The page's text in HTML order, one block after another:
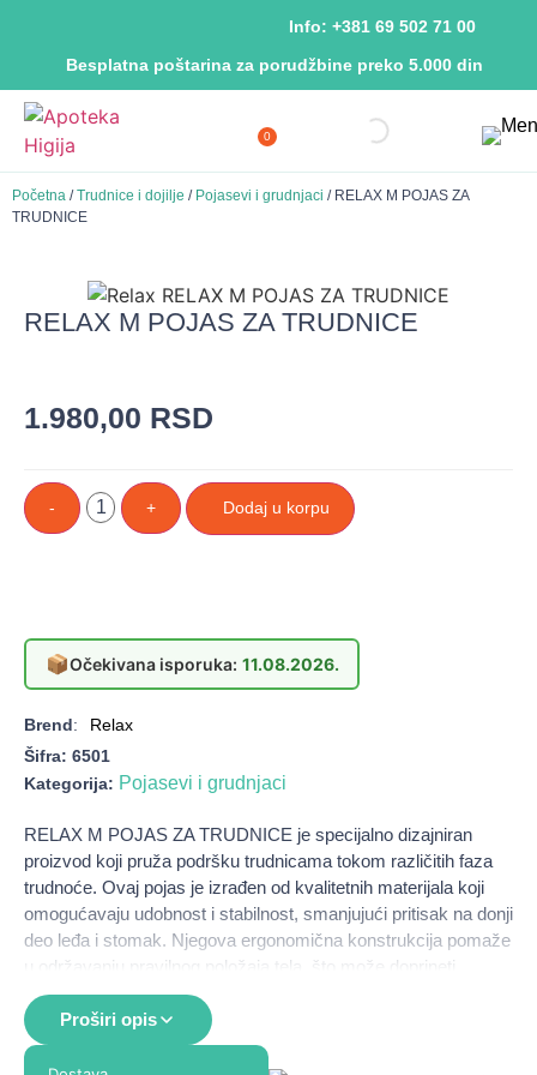
Besplatna poštarina za porudžbine preko 5.000 din
Info: +381 69 502 71 00
0
Početna /Trudnice i dojilje / Pojasevi i grudnjaci / RELAX M POJAS ZA
TRUDNICE
RELAX M POJAS ZA TRUDNICE
1.980,00 RSD
- + Dodaj u korpu
📦Očekivana isporuka: 11.08.2026.
Brend:
Relax
Šifra: 6501
Kategorija: Pojasevi i grudnjaci
RELAX M POJAS ZA TRUDNICE je specijalno dizajniran
proizvod koji pruža podršku trudnicama tokom različitih faza
trudnoće. Ovaj pojas je izrađen od kvalitetnih materijala koji
omogućavaju udobnost i stabilnost, smanjujući pritisak na donji
deo leđa i stomak. Njegova ergonomična konstrukcija pomaže
u održavanju pravilnog položaja tela, što može doprineti
smanjenju nelagodnosti i bolova koji se često javljaju tokom
trudnoće. Pojas je prilagodljiv i može se lako nositi ispod ili
iznad odeće, što ga čini praktičnim rešenjem za svaku
Proširi opis